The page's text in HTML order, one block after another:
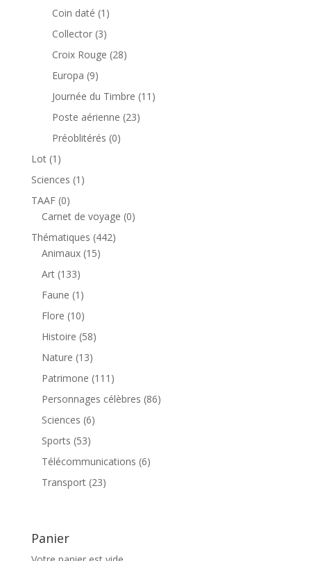
produits
Coin daté 1 1
produit
Collector 33
produits
Croix Rouge 2828
Europa 99
produits
Journée du Timbre 11 11
Poste aérienne 2323
Préoblitérés 00
Lot 1 1
produit
Sciences 1 1
TAAF 00
produit
Carnet de voyage 00
Thématiques 442442
Animaux 1515
Art 133133
produits
Faune 1 1
produit
Flore 1010
produits
Histoire 5858
Nature 1313
produits
Patrimone 111 111
produits
Personnages célèbres 8686
Sciences 66
Sports 5353
produits
Télécommunications 66
Transport 2323
Panier